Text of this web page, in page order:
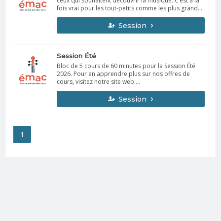
fois vrai pour les tout-petits comme les plus grands.
L’approche est adaptée à chaque groupe : ludique
et sensorielle pour les enfants, structurée et
accessible pour les adultes débutants. Une première
Session
Session Été
Bloc de 5 cours de 60 minutes pour la Session Été
2026. Pour en apprendre plus sur nos offres de
cours, visitez notre site web:
https://www.emacrdl.com/
Session
1